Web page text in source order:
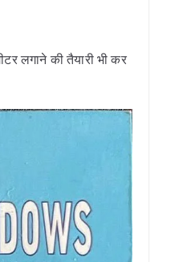
लगाने की तैयारी भी कर